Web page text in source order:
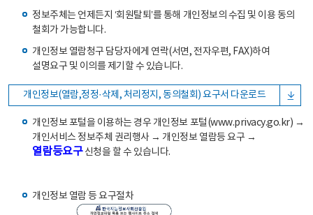
정보주체는 언제든지 ‘회원탈퇴’를 통해 개인정보의 수집 및 이용 동의
철회가 가능합니다.
개인정보 열람청구 담당자에게 연락(서면, 전자우편, FAX)하여
설명요구 및 이의를 제기할 수 있습니다.
개인정보(열람,정정·삭제, 처리정지, 동의철회) 요구서 다운로드
개인정보 포털을 이용하는 경우 개인정보 포털(www.privacy.go.kr) →
개인서비스 정보주체 권리행사 → 개인정보 열람등 요구 →
열람등요구신청을 할 수 있습니다.
개인정보 열람 등 요구절차